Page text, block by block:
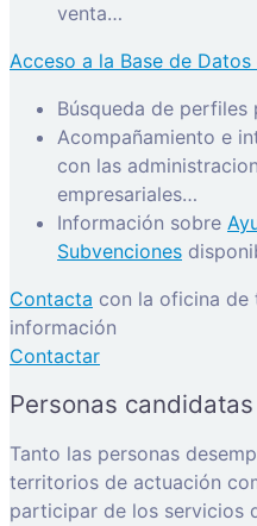
venta…
Acceso a la Base de
Búsqueda de perfiles
Acompañamiento e
con las
empresariales…
Información sobre
Subvenciones
Contacta con la oficina
información
Contactar
Personas candidatas
Tanto las personas
territorios de actuación
participar de los servicios